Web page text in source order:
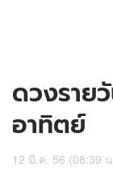
ดวงราย
อาทิตย์
12 มี.ค. 56 (08:39